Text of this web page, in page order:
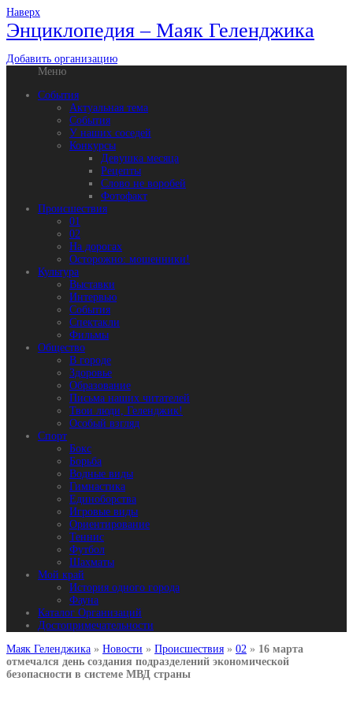
Наверх
Энциклопедия – Маяк Геленджика
Добавить организацию
Меню
События
Актуальная тема
События
У наших соседей
Конкурсы
Девушка месяца
Рецепты
Слово не воробей
Фотофакт
Происшествия
01
02
На дорогах
Осторожно: мошенники!
Культура
Выставки
Интервью
События
Спектакли
Фильмы
Общество
В городе
Здоровье
Образование
Письма наших читателей
Твои люди, Геленджик!
Особый взгляд
Спорт
Бокс
Борьба
Водные виды
Гимнастика
Единоборства
Игровые виды
Ориентирование
Теннис
Футбол
Шахматы
Мой край
История одного города
Фауна
Каталог Организаций
Достопримечательности
Маяк Геленджика » Новости » Происшествия » 02 » 16 марта
отмечался день создания подразделений экономической
безопасности в системе МВД страны